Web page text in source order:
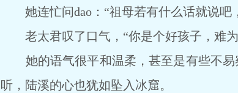
她连忙问dao：“祖母若有什么话就说吧
老太君叹了口气，“你是个好孩子，难为
她的语气很平和温柔，甚至是有些不易
听，陆溪的心也犹如坠入冰窟。